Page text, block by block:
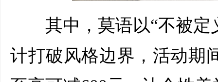
其中，莫语以“不被定
计打破风格边界，活动期